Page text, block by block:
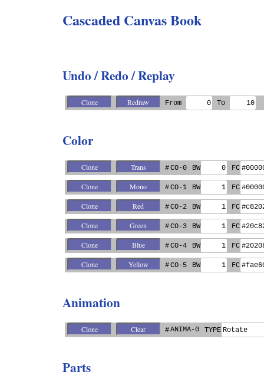
Cascaded Canvas Book
Undo / Redo / Replay
From To
Color
#CO-0 BW FC
#CO-1 BW FC
#CO-2 BW FC
#CO-3 BW FC
#CO-4 BW FC
#CO-5 BW FC
Animation
#ANIMA-0 TYPE
Parts